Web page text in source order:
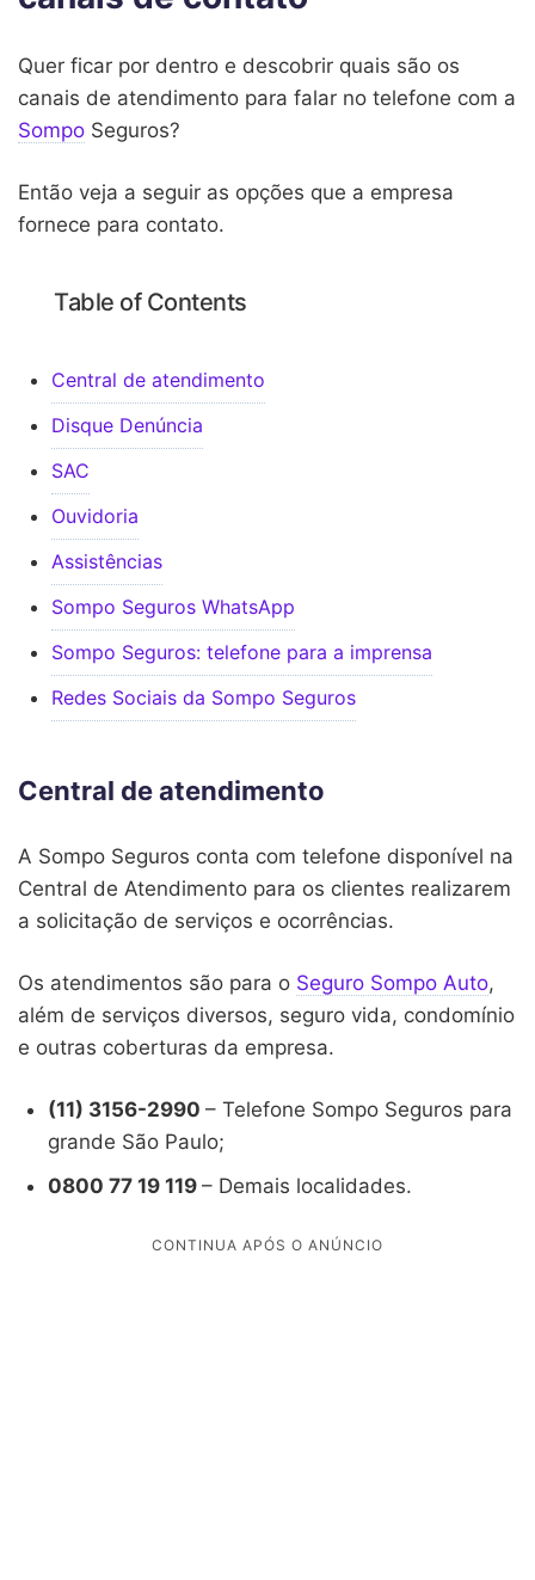
Quer ficar por dentro e descobrir quais são os
canais de atendimento para falar no telefone com a
Sompo Seguros?
Então veja a seguir as opções que a empresa
fornece para contato.
Table of Contents
Central de atendimento
Disque Denúncia
SAC
Ouvidoria
Assistências
Sompo Seguros WhatsApp
Sompo Seguros: telefone para a imprensa
Redes Sociais da Sompo Seguros
Central de atendimento
A Sompo Seguros conta com telefone disponível na
Central de Atendimento para os clientes realizarem
a solicitação de serviços e ocorrências.
Os atendimentos são para o Seguro Sompo Auto,
além de serviços diversos, seguro vida, condomínio
e outras coberturas da empresa.
(11) 3156-2990 – Telefone Sompo Seguros para
grande São Paulo;
0800 77 19 119 – Demais localidades.